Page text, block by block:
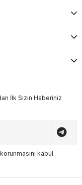
İlk Sizin Haberiniz
korunmasını kabul